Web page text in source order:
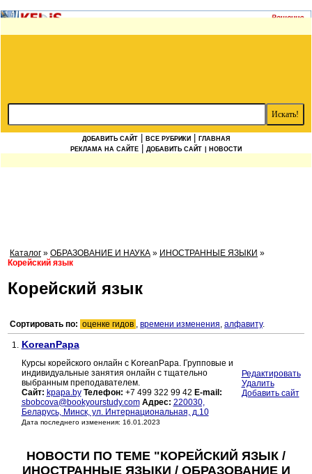
ДОБАВИТЬ САЙТ ВСЕ РУБРИКИ
ГЛАВНАЯ
РЕКЛАМА НА САЙТЕ
ДОБАВИТЬ САЙТ | НОВОСТИ
Каталог » ОБРАЗОВАНИЕ И НАУКА » ИНОСТРАННЫЕ ЯЗЫКИ »
Корейский язык
Корейский язык
Сортировать по: оценке гидов , времени изменения, алфавиту.
1. KoreanPapa
Курсы корейского онлайн с KoreanPapa. Групповые и
индивидуальные занятия онлайн с тщательно
выбранным преподавателем.
Сайт: kpapa.by Телефон: +7 499 322 99 42 E-mail:
sbobcova@bookyourstudy.com Адрес: 220030,
Беларусь, Минск, ул. Интернациональная, д.10
Дата последнего изменения: 16.01.2023
Редактировать
Удалить
Добавить сайт
НОВОСТИ ПО ТЕМЕ "КОРЕЙСКИЙ ЯЗЫК /
ИНОСТРАННЫЕ ЯЗЫКИ / ОБРАЗОВАНИЕ И